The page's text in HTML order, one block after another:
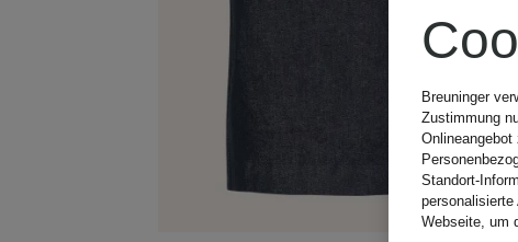
Breuninger
Zustimmung
Standort-
Webseite, um